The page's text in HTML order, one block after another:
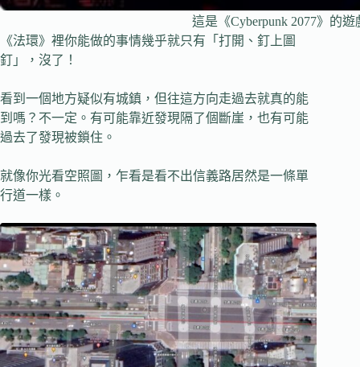
這是《Cyberpunk 2077》的
《法環》裡你能做的事情幾乎就只有「打開、釘上圖
釘」，沒了！
看到一個地方疑似有城鎮，但往這方向走過去就真的能
到嗎？不一定。有可能靠近發現隔了個斷崖，也有可能
過去了發現被鎖住。
就像你光看空照圖，乍看是看不出信義路居然是一條單
行道一樣。